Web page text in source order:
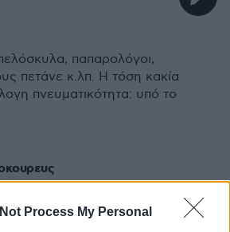
Process My Personal
παπαρολόγοι,
πετάνε κ.λπ. Η τόση κακία
πνευματικότητα: υπό το
εμείς έχουμε υψηλή
ώστε αντιλαμβανόμαστε το